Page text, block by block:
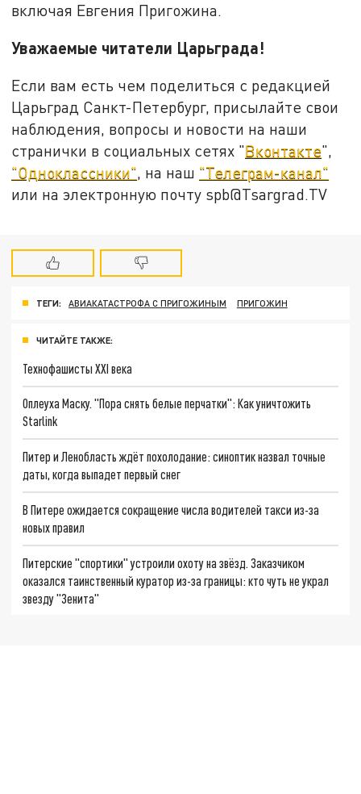
включая Евгения Пригожина.
Уважаемые читатели Царьграда!
Если вам есть чем поделиться с редакцией
Царьград Санкт-Петербург, присылайте свои
наблюдения, вопросы и новости на наши
странички в социальных сетях "Вконтакте",
"Одноклассники", на наш "Телеграм-канал"
или на электронную почту spb@Tsargrad.TV
ТЕГИ: АВИАКАТАСТРОФА С ПРИГОЖИНЫМ ПРИГОЖИН
ЧИТАЙТЕ ТАКЖЕ:
Технофашисты XXI века
Оплеуха Маску. "Пора снять белые перчатки": Как уничтожить
Starlink
Питер и Ленобласть ждёт похолодание: синоптик назвал точные
даты, когда выпадет первый снег
В Питере ожидается сокращение числа водителей такси из-за
новых правил
Питерские "спортики" устроили охоту на звёзд. Заказчиком
оказался таинственный куратор из-за границы: кто чуть не украл
звезду "Зенита"